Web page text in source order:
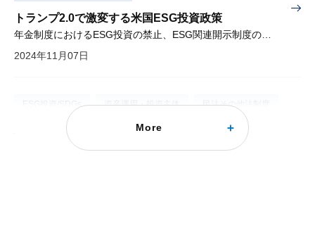
トランプ2.0で激変する米国ESG投資政策
2024年11月07日
資産運用・投資主体 民法その他法制度
株主提案制度にコスト/ベネフィット分析を
More